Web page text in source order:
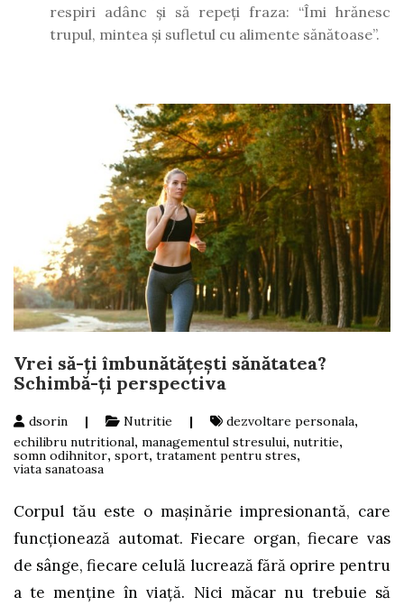
respiri adânc și să repeți fraza: “Îmi hrănesc
trupul, mintea și sufletul cu alimente sănătoase”.
Vrei să-ți îmbunătățești sănătatea?
Schimbă-ți perspectiva
dsorin | Nutritie | dezvoltare personala,
echilibru nutritional, managementul stresului, nutritie,
somn odihnitor, sport, tratament pentru stres,
viata sanatoasa
Corpul tău este o mașinărie impresionantă, care
funcționează automat. Fiecare organ, fiecare vas
de sânge, fiecare celulă lucrează fără oprire pentru
a te menține în viață. Nici măcar nu trebuie să